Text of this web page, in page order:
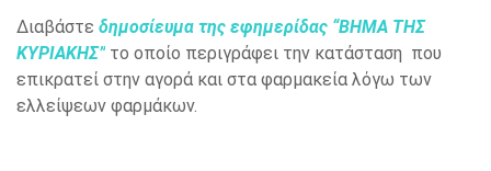
Διαβάστε δημοσίευμα της εφημερίδας “ΒΗΜΑ ΤΗΣ
ΚΥΡΙΑΚΗΣ” το οποίο περιγράφει την κατάσταση που
επικρατεί στην αγορά και στα φαρμακεία λόγω των
ελλείψεων φαρμάκων.